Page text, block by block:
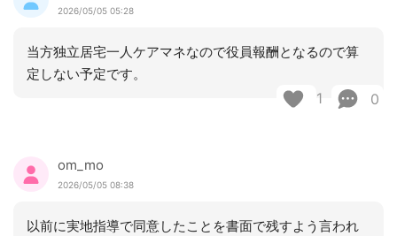
2026/05/05 05:28
当方独立居宅一人ケアマネなので役員報酬となるので算
定しない予定です。
1 0
om_mo
2026/05/05 08:38
以前に実地指導で同意したことを書面で残すよう言われ